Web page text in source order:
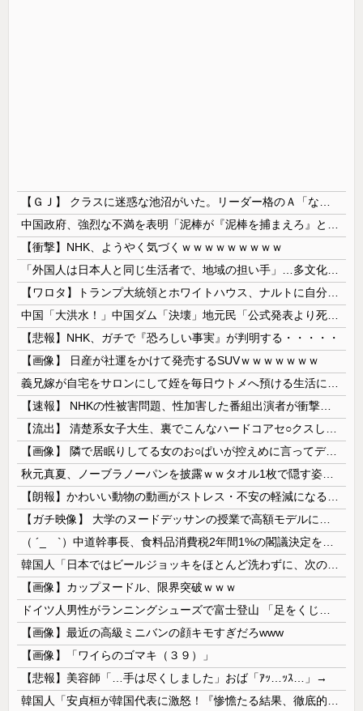
【衝撃】NHK、ようやく気づくｗｗｗｗｗｗｗｗｗ
【悲報】NHK、ガチで『恐ろしい事実』が判明する・・・・・
【画像】 日産が社運をかけて発売するSUVｗｗｗｗｗｗｗ
【画像】 隣で居眠りしてる女のお○ぱいが控えめに言ってデカいｗｗｗ
【画像】カップヌードル、限界突破ｗｗｗ
【画像】最近の高級ミニバンの顔キモすぎだろwww
【画像】「ワイらのゴマキ（３９）」
【悲報】美容師「…手は尽くしました」おば「ｱｯ…ｯｽ…」→